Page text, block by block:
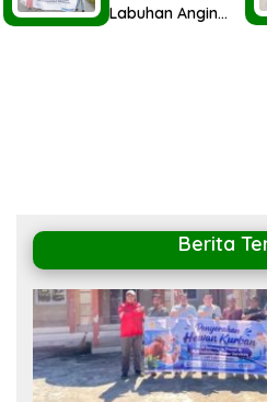
Labuhan Angin
Berita